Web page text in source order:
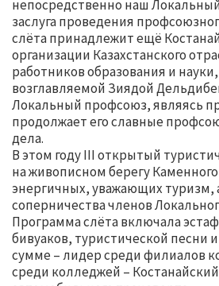
непосредственно наш
заслуга проведения
слёта принадлежит ещё
организации Казахстанского
работников образования и
возглавляемой Зиядой
Локальный профсоюз, являясь
продолжает его славные
дела.
В этом году III открытый
на живописном берегу Каменного
энергичных, уважающих туризм,
соперничества членов
Программа слёта включала
бивуаков, туристической песни
сумме – лидер среди филиалов
среди колледжей –